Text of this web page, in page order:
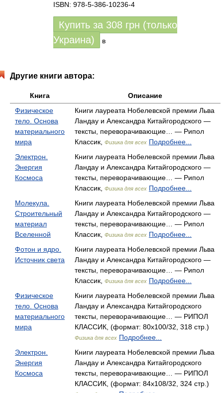
ISBN: 978-5-386-10236-4
Купить за 308 грн (только
Украина)
в
Другие книги автора:
Книга
Описание
Физическое
тело. Основа
материального
мира
Книги лауреата Нобелевской премии Льва
Ландау и Александра Китайгородского —
тексты, переворачивающие… — Рипол
Классик,
Физика для всех Подробнее...
Электрон.
Энергия
Космоса
Книги лауреата Нобелевской премии Льва
Ландау и Александра Китайгородского —
тексты, переворачивающие… — Рипол
Классик,
Физика для всех Подробнее...
Молекула.
Строительный
материал
Вселенной
Книги лауреата Нобелевской премии Льва
Ландау и Александра Китайгородского —
тексты, переворачивающие… — Рипол
Классик,
Физика для всех Подробнее...
Фотон и ядро.
Источник света
Книги лауреата Нобелевской премии Льва
Ландау и Александра Китайгородского —
тексты, переворачивающие… — Рипол
Классик,
Физика для всех Подробнее...
Физическое
тело. Основа
материального
мира
Книги лауреата Нобелевской премии Льва
Ландау и Александра Китайгородского
тексты, переворачивающие… — РИПОЛ
КЛАССИК, (формат: 80x100/32, 318 стр.)
Физика для всех Подробнее...
Электрон.
Энергия
Космоса
Книги лауреата Нобелевской премии Льва
Ландау и Александра Китайгородского
тексты, переворачивающие… — РИПОЛ
КЛАССИК, (формат: 84x108/32, 324 стр.)